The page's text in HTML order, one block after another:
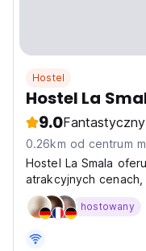
Hostel
Hostel La
9.0Fantastyczny
0.26km od centrum
Hostel La Smala
atrakcyjnych cenach,
hostowany